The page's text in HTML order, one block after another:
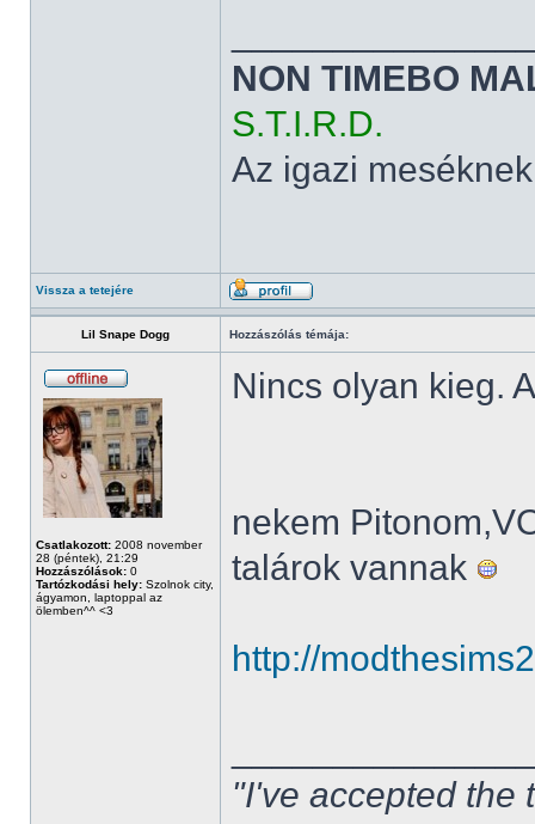
NON TIMEBO
S.T.I.R.D.
Az igazi
Vissza a tetejére
Lil Snape Dogg Hozzászólás témája:
Csatlakozott: 2008 november
28 (péntek), 21:29
Hozzászólások: 0
Tartózkodási hely: Szolnok city,
ágyamon, laptoppal az
ölemben^^ <3
Nincs olyan kieg.
nekem
talárok vannak
http://
"I've accepted the